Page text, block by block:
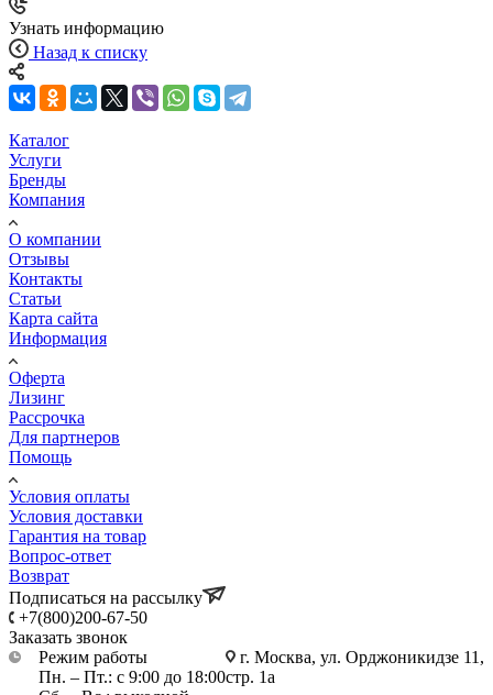
Узнать информацию
Назад к списку
Каталог
Услуги
Бренды
Компания
О компании
Отзывы
Контакты
Статьи
Карта сайта
Информация
Оферта
Лизинг
Рассрочка
Для партнеров
Помощь
Условия оплаты
Условия доставки
Гарантия на товар
Вопрос-ответ
Возврат
Подписаться на рассылку
+7(800)200-67-50
Заказать звонок
Режим работы
Пн. – Пт.: с 9:00 до 18:00
г. Москва, ул. Орджоникидзе 11,
стр. 1а